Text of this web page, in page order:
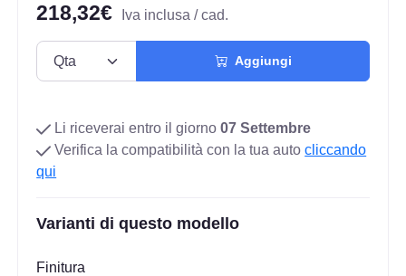
218,32€ Iva inclusa / cad.
Aggiungi
Li riceverai entro il giorno07 Settembre
Verifica la compatibilità con la tua autocliccando
qui
Varianti di questo modello
Finitura